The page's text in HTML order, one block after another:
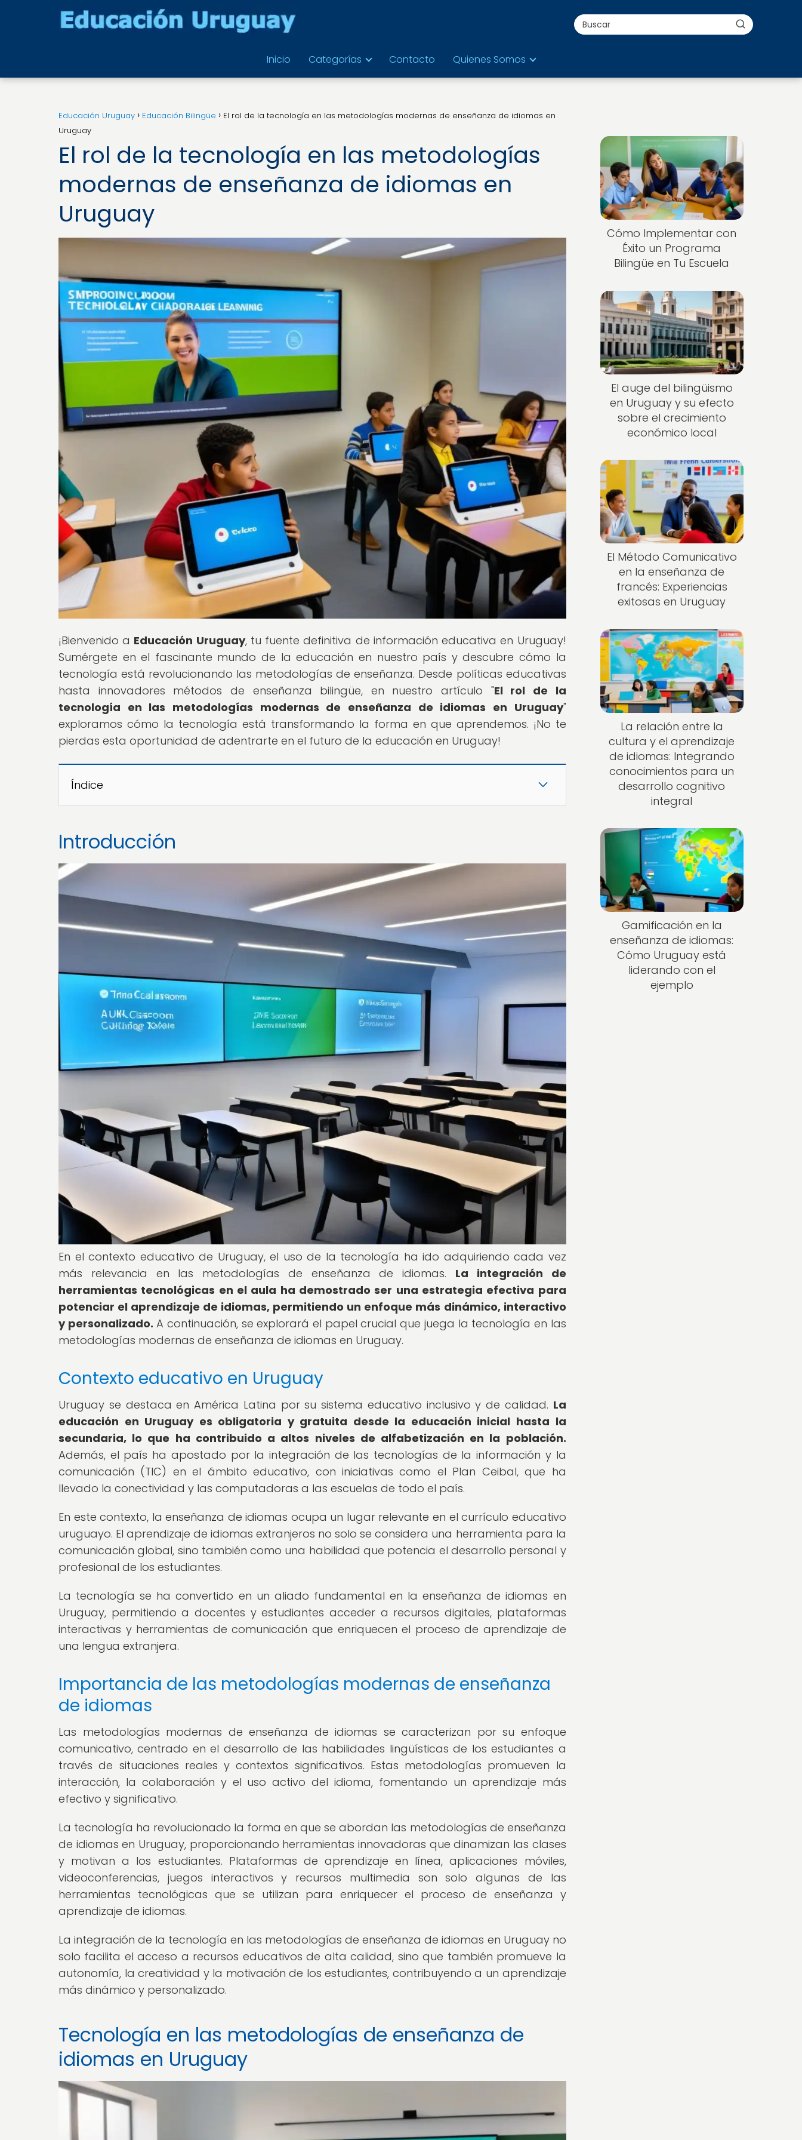
Inicio Categorías Contacto Quienes Somos
Educación Uruguay Educación Bilingüe
El rol de la tecnología en las metodologías modernas de enseñanza de idiomas en
Uruguay
El rol de la tecnología en las metodologías
modernas de enseñanza de idiomas en
Uruguay
¡Bienvenido a Educación Uruguay, tu fuente definitiva de información educativa en Uruguay!
Sumérgete en el fascinante mundo de la educación en nuestro país y descubre cómo la
tecnología está revolucionando las metodologías de enseñanza. Desde políticas educativas
hasta innovadores métodos de enseñanza bilingüe, en nuestro artículo "El rol de la
tecnología en las metodologías modernas de enseñanza de idiomas en Uruguay"
exploramos cómo la tecnología está transformando la forma en que aprendemos. ¡No te
pierdas esta oportunidad de adentrarte en el futuro de la educación en Uruguay!
Índice
Introducción
En el contexto educativo de Uruguay, el uso de la tecnología ha ido adquiriendo cada vez
más relevancia en las metodologías de enseñanza de idiomas. La integración de
herramientas tecnológicas en el aula ha demostrado ser una estrategia efectiva para
potenciar el aprendizaje de idiomas, permitiendo un enfoque más dinámico, interactivo
y personalizado. A continuación, se explorará el papel crucial que juega la tecnología en las
metodologías modernas de enseñanza de idiomas en Uruguay.
Contexto educativo en Uruguay
Uruguay se destaca en América Latina por su sistema educativo inclusivo y de calidad. La
educación en Uruguay es obligatoria y gratuita desde la educación inicial hasta la
secundaria, lo que ha contribuido a altos niveles de alfabetización en la población.
Además, el país ha apostado por la integración de las tecnologías de la información y la
comunicación (TIC) en el ámbito educativo, con iniciativas como el Plan Ceibal, que ha
llevado la conectividad y las computadoras a las escuelas de todo el país.
En este contexto, la enseñanza de idiomas ocupa un lugar relevante en el currículo educativo
uruguayo. El aprendizaje de idiomas extranjeros no solo se considera una herramienta para la
comunicación global, sino también como una habilidad que potencia el desarrollo personal y
profesional de los estudiantes.
La tecnología se ha convertido en un aliado fundamental en la enseñanza de idiomas en
Uruguay, permitiendo a docentes y estudiantes acceder a recursos digitales, plataformas
interactivas y herramientas de comunicación que enriquecen el proceso de aprendizaje de
una lengua extranjera.
Importancia de las metodologías modernas de enseñanza
de idiomas
Las metodologías modernas de enseñanza de idiomas se caracterizan por su enfoque
comunicativo, centrado en el desarrollo de las habilidades lingüísticas de los estudiantes a
través de situaciones reales y contextos significativos. Estas metodologías promueven la
interacción, la colaboración y el uso activo del idioma, fomentando un aprendizaje más
efectivo y significativo.
La tecnología ha revolucionado la forma en que se abordan las metodologías de enseñanza
de idiomas en Uruguay, proporcionando herramientas innovadoras que dinamizan las clases
y motivan a los estudiantes. Plataformas de aprendizaje en línea, aplicaciones móviles,
videoconferencias, juegos interactivos y recursos multimedia son solo algunas de las
herramientas tecnológicas que se utilizan para enriquecer el proceso de enseñanza y
aprendizaje de idiomas.
La integración de la tecnología en las metodologías de enseñanza de idiomas en Uruguay no
solo facilita el acceso a recursos educativos de alta calidad, sino que también promueve la
autonomía, la creatividad y la motivación de los estudiantes, contribuyendo a un aprendizaje
más dinámico y personalizado.
Tecnología en las metodologías de enseñanza de
idiomas en Uruguay
Cómo Implementar con
Éxito un Programa
Bilingüe en Tu Escuela
El auge del bilingüismo
en Uruguay y su efecto
sobre el crecimiento
económico local
El Método Comunicativo
en la enseñanza de
francés: Experiencias
exitosas en Uruguay
La relación entre la
cultura y el aprendizaje
de idiomas: Integrando
conocimientos para un
desarrollo cognitivo
integral
Gamificación en la
enseñanza de idiomas:
Cómo Uruguay está
liderando con el
ejemplo